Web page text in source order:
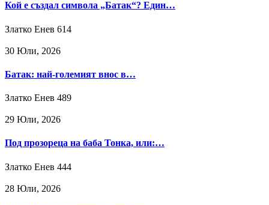
Кой е създал символа „Батак“? Един…
Златко Енев 614
30 Юли, 2026
Батак: най-големият внос в…
Златко Енев 489
29 Юли, 2026
Под прозореца на баба Тонка, или:…
Златко Енев 444
28 Юли, 2026